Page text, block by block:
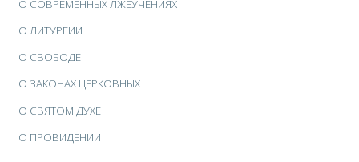
О СОВРЕМЕННЫХ ЛЖЕУЧЕНИЯХ
О ЛИТУРГИИ
О СВОБОДЕ
О ЗАКОНАХ ЦЕРКОВНЫХ
О СВЯТОМ ДУХЕ
О ПРОВИДЕНИИ